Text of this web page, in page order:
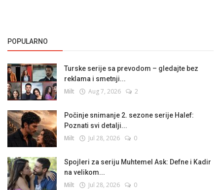
POPULARNO
Turske serije sa prevodom – gledajte bez
reklama i smetnji...
Milt Aug 7, 2026 2
Počinje snimanje 2. sezone serije Halef:
Poznati svi detalji...
Milt Jul 28, 2026 0
Spojleri za seriju Muhtemel Ask: Defne i Kadir
na velikom...
Milt Jul 28, 2026 0